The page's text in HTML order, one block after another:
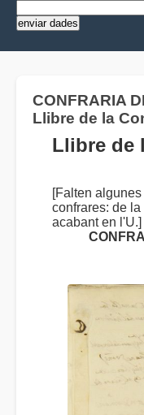
CONFRARIA
Llibre de la
Llibre de
[Falten
confrares: de
acabant en l'U.]